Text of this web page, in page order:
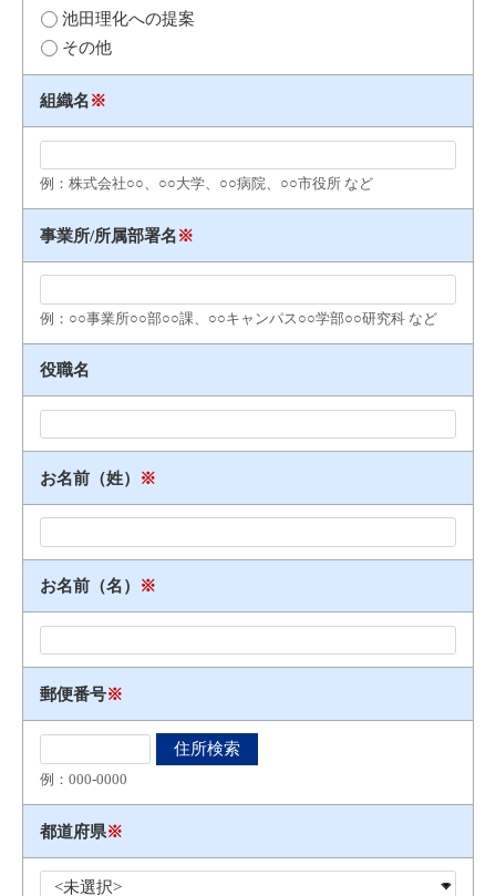
池田理化への提案
その他
組織名※
例：株式会社○○、○○大学、○○病院、○○市役所 など
事業所/所属部署名※
例：○○事業所○○部○○課、○○キャンパス○○学部○○研究科 など
役職名
お名前（姓） ※
お名前（名） ※
郵便番号※
例：000​-​0000
都道府県※